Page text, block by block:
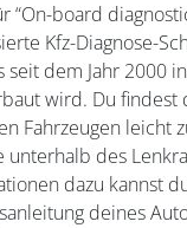
“On-board
Kfz-Diagnose-
seit dem Jahr 2000
wird. Du findest
Fahrzeugen leicht
unterhalb des
dazu kannst
deines